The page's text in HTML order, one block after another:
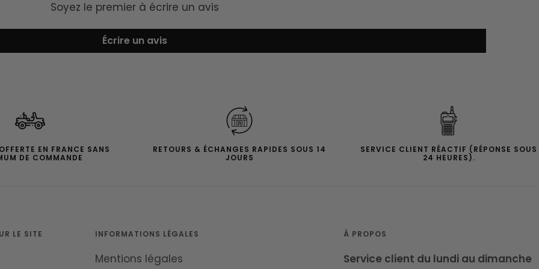
Soyez le premier à écrire un avis
Écrire un avis
EN FRANCE SANS
DE COMMANDE
RETOURS & ÉCHANGES RAPIDES SOUS 14
JOURS
SERVICE CLIENT RÉACTIF (RÉPONSE SOUS
24 HEURES).
LE SITE INFORMATIONS LÉGALES
Mentions légales
À PROPOS
Service client du lundi au dimanche